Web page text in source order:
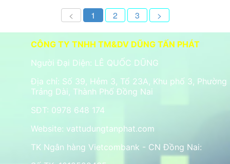
< 1 2 3 >
CÔNG TY TNHH TM&DV DŨNG TẤN PHÁT
Người Đại Diện: LÊ QUỐC DŨNG
Địa chỉ: Số 39, Hẻm 3, Tổ 23A, Khu phố 3, Phường
Trảng Dài, Thành Phố Đồng Nai
SĐT: 0978 648 174
Website: vattudungtanphat.com
TK Ngân hàng Vietcombank - CN Đồng Nai: